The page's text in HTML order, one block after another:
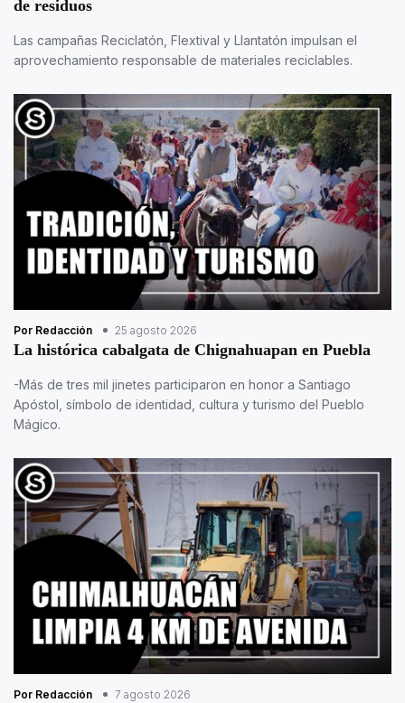
de residuos
Las campañas Reciclatón, Flextival y Llantatón impulsan el
aprovechamiento responsable de materiales reciclables.
Por Redacción 25 agosto 2026
La histórica cabalgata de Chignahuapan en Puebla
-Más de tres mil jinetes participaron en honor a Santiago
Apóstol, símbolo de identidad, cultura y turismo del Pueblo
Mágico.
Por Redacción 7 agosto 2026